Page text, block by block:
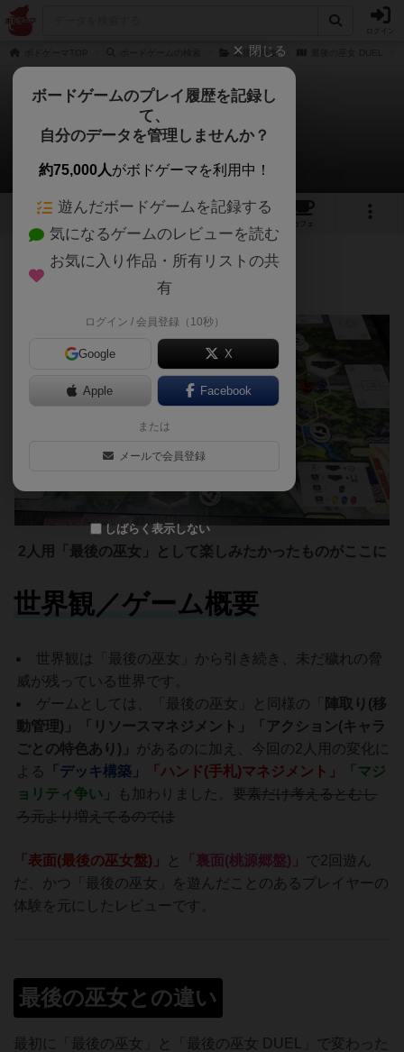
最後の巫女
最後の巫女 DUEL
motimanさんのレビュー
1 2
カフェ
945名 5名 0 約3年前
2人用「最後の巫女」として楽しみたかったものがここに
世界観／ゲーム概要
世界観は「最後の巫女」から引き続き、未だ穢れの脅
威が残っている世界です。
ゲームとしては、「最後の巫女」と同様の「
陣取り(移
動管理)」「リソースマネジメント」「アクション(キャラ
ごとの特色あり)」
があるのに加え、今回の2人用の変化に
よる
「デッキ構築」 「ハンド(手札)マネジメント」
「マジ
ョリティ争い」
も加わりました。要素だけ考えるとむし
ろ元より増えてるのでは
「表面(最後の巫女盤)」 と 裏面(桃源郷盤)」 で2回遊ん
だ、かつ「最後の巫女」を遊んだことのあるプレイヤーの
体験を元にしたレビューです。
最後の巫女との違い
最初に「最後の巫女」と「最後の巫女 DUEL」で変わった
閉じる
ボードゲームのプレイ履歴を記録し
て、
自分のデータを管理しませんか？
約75,000人がボドゲーマを利用中！
遊んだボードゲームを記録する
気になるゲームのレビューを読む
お気に入り作品・所有リストの共
有
ログイン / 会員登録（10秒）
Google X
Apple Facebook
または
メールで会員登録
しばらく表示しない